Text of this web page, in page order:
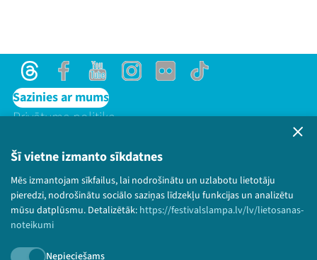
Šī vietne izmanto sīkdatnes
Mēs izmantojam sīkfailus, lai nodrošinātu un uzlabotu lietotāju
pieredzi, nodrošinātu sociālo saziņas līdzekļu funkcijas un analizētu
mūsu datplūsmu. Detalizētāk: https://festivalslampa.lv/lv/lietosanas-
noteikumi
Nepieciešams
ThreadsFacebookYoutubeInstagram
Flick TikTok
Sazinies ar mums
Privātuma politika
Bērnu aizsardzības politika
© 2026 Sarunu festivāls LAMPA Visas tiesības
paturētas.